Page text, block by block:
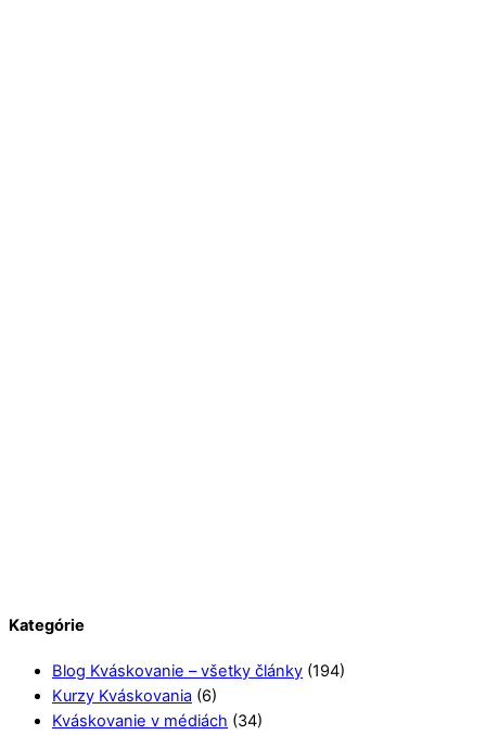
Kategórie
Blog Kváskovanie – všetky články (194)
Kurzy Kváskovania (6)
Kváskovanie v médiách (34)